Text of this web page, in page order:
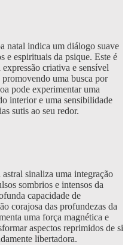
natal indica um diálogo suave
e espirituais da psique. Este é
criativa e sensível
uma busca por
pode experimentar uma
interior e uma sensibilidade
sutis ao seu redor.
sinaliza uma integração
sombrios e intensos da
capacidade de
corajosa das profundezas da
uma força magnética e
aspectos reprimidos de si
libertadora.